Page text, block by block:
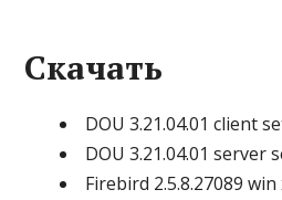
Скачать
DOU 3.21.04.01 client
DOU 3.21.04.01 server
Firebird 2.5.8.27089 win